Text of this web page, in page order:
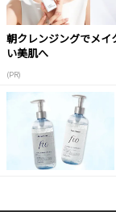
朝クレンジングでメイ
い美肌へ
(PR)